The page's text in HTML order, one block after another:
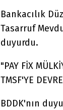
Bankacılık
Tasarruf
duyurdu.
"PAY FİX
TMSF'YE
BDDK'nın